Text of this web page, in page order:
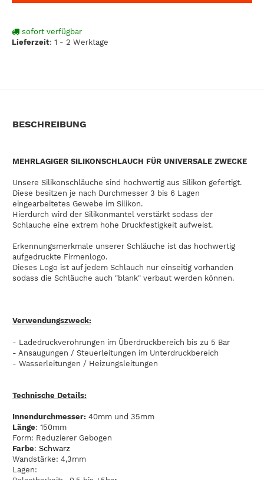
sofort verfügbar
Lieferzeit: 1 - 2 Werktage
BESCHREIBUNG
MEHRLAGIGER SILIKONSCHLAUCH FÜR UNIVERSALE ZWECKE
Unsere Silikonschläuche sind hochwertig aus Silikon gefertigt.
Diese besitzen je nach Durchmesser 3 bis 6 Lagen
eingearbeitetes Gewebe im Silikon.
Hierdurch wird der Silikonmantel verstärkt sodass der
Schlauche eine extrem hohe Druckfestigkeit aufweist.
Erkennungsmerkmale unserer Schläuche ist das hochwertig
aufgedruckte Firmenlogo.
Dieses Logo ist auf jedem Schlauch nur einseitig vorhanden
sodass die Schläuche auch "blank" verbaut werden können.
Verwendungszweck:
- Ladedruckverohrungen im Überdruckbereich bis zu 5 Bar
- Ansaugungen / Steuerleitungen im Unterdruckbereich
- Wasserleitungen / Heizungsleitungen
Technische Details:
Innendurchmesser: 40mm und 35mm
Länge: 150mm
Form: Reduzierer Gebogen
Farbe: Schwarz
Wandstärke: 4,3mm
Lagen: